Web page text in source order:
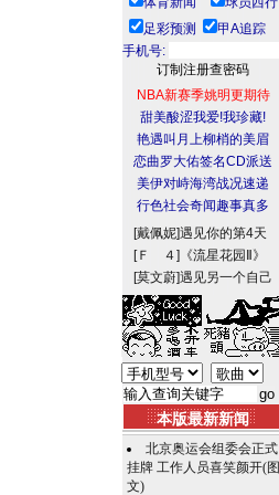
足彩预测
甲A追踪
手机号:
NBA新赛季姚明更期待
甜美酸涩我爱!我珍藏!
艳遇叫月上柳梢的美眉
恋曲罗大佑签名CD派送
美伊对峙海湾战况速递
行色社会奇闻趣事真多
[戴佩妮]遇见你的第4天
[Ｆ ４] 《流星花园Ⅱ》
[莫文蔚]遇见另一个自己
本版最新新闻
北京奥运会组委会正式
挂牌 工作人员喜笑颜开(图
文)